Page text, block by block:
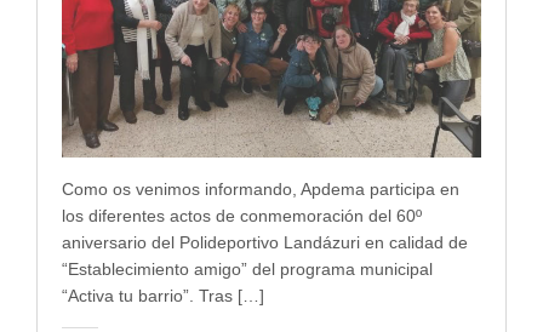
Como os venimos informando, Apdema participa en
los diferentes actos de conmemoración del 60º
aniversario del Polideportivo Landázuri en calidad de
“Establecimiento amigo” del programa municipal
“Activa tu barrio”. Tras […]